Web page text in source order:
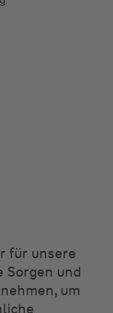
für unsere
Sorgen und
um